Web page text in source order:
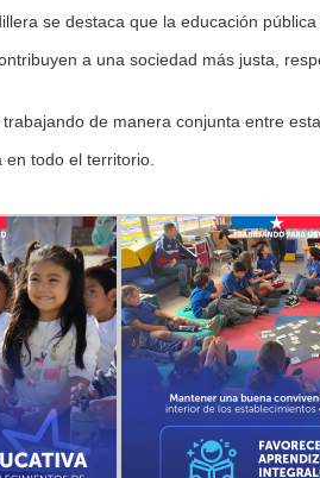
se destaca que la educación
a una sociedad más justa,
de manera conjunta entre
todo el territorio.